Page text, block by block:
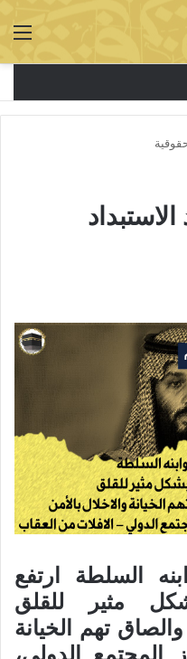
السلطة ارتفع
مثير للقلق
تهم الخيانة
المجتمع الدولي،